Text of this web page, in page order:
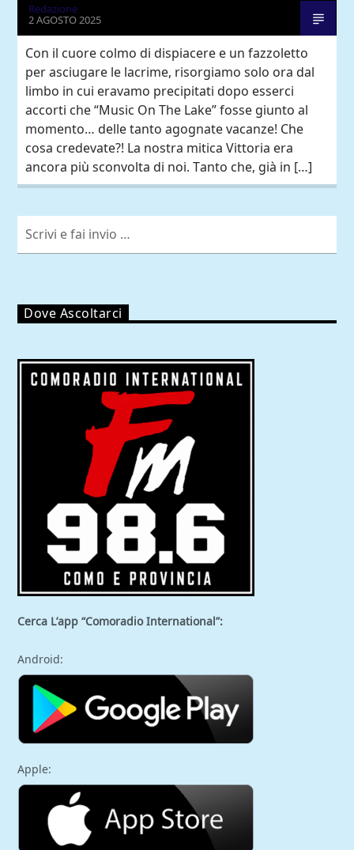
Redazione
2 AGOSTO 2025
Con il cuore colmo di dispiacere e un fazzoletto
per asciugare le lacrime, risorgiamo solo ora dal
limbo in cui eravamo precipitati dopo esserci
accorti che “Music On The Lake” fosse giunto al
momento… delle tanto agognate vacanze! Che
cosa credevate?! La nostra mitica Vittoria era
ancora più sconvolta di noi. Tanto che, già in […]
Dove Ascoltarci
Cerca L’app “Comoradio International”:
Android:
Apple: